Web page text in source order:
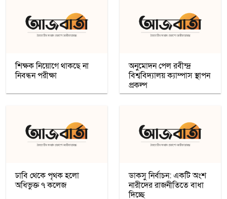
কাশ্মীরে কলেজ বন্ধ করলো ভারত
উগান্ডার নির্বাচনে বিরোধী প্রার্থী ববি ওয়াইনকে
জোরপূর্বক তুলে নেওয়ার অভিযোগ
বিহারে সড়ক দুর্ঘটনায় সপ্তম শ্রেণির ছাত্র নিহত,
সাহায্যের বদলে মাছ লুট
চার খনি থেকে ৭৮ লাখ আউন্স সোনা উত্তোলন
শিক্ষক নিয়োগে থাকছে না
নিবন্ধন পরীক্ষা
অনুমোদন পেল রবীন্দ্র
বিশ্ববিদ্যালয় ক্যাম্পাস স্থাপন
প্রকল্প
ঢাবি থেকে পৃথক হলো
অধিভুক্ত ৭ কলেজ
ডাকসু নির্বাচন: একটি অংশ
নারীদের রাজনীতিতে বাধা
দিচ্ছে